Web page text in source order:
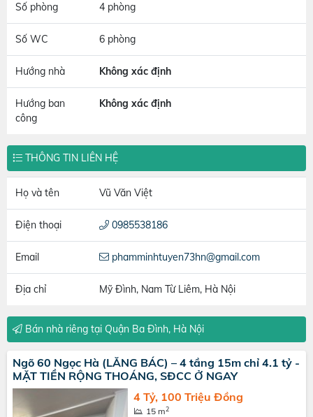
Số phòng 4 phòng
Số WC 6 phòng
Hướng nhà Không xác định
Hướng ban
công
Không xác định
THÔNG TIN LIÊN HỆ
Họ và tên Vũ Văn Việt
Điện thoại 0985538186
Email phamminhtuyen73hn@gmail.com
Địa chỉ Mỹ Đình, Nam Từ Liêm, Hà Nội
Bán nhà riêng tại Quận Ba Đình, Hà Nội
Ngõ 60 Ngọc Hà (LĂNG BÁC) – 4 tầng 15m chỉ 4.1 tỷ -
MẶT TIỀN RỘNG THOÁNG, SĐCC Ở NGAY
4 Tỷ, 100 Triệu Đồng
15 m2